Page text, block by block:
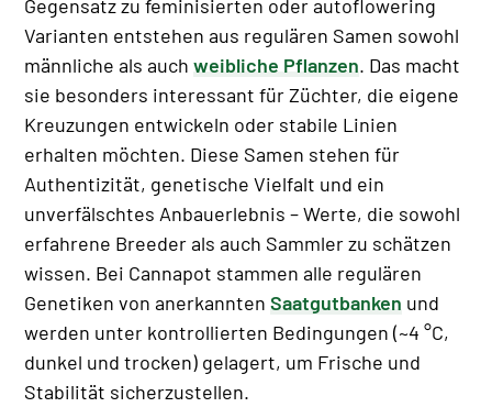
Gegensatz zu feminisierten oder autoflowering
Varianten entstehen aus regulären Samen sowohl
männliche als auch weibliche Pflanzen. Das macht
sie besonders interessant für Züchter, die eigene
Kreuzungen entwickeln oder stabile Linien
erhalten möchten. Diese Samen stehen für
Authentizität, genetische Vielfalt und ein
unverfälschtes Anbauerlebnis – Werte, die sowohl
erfahrene Breeder als auch Sammler zu schätzen
wissen. Bei Cannapot stammen alle regulären
Genetiken von anerkannten Saatgutbanken und
werden unter kontrollierten Bedingungen (~4 °C,
dunkel und trocken) gelagert, um Frische und
Stabilität sicherzustellen.